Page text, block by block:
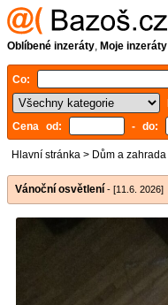
Oblíbené inzeráty, Moje inzeráty
Co:
Cena od:
- do:
Hlavní stránka > Dům a zahrada
Vánoční osvětlení - [11.6. 2026]